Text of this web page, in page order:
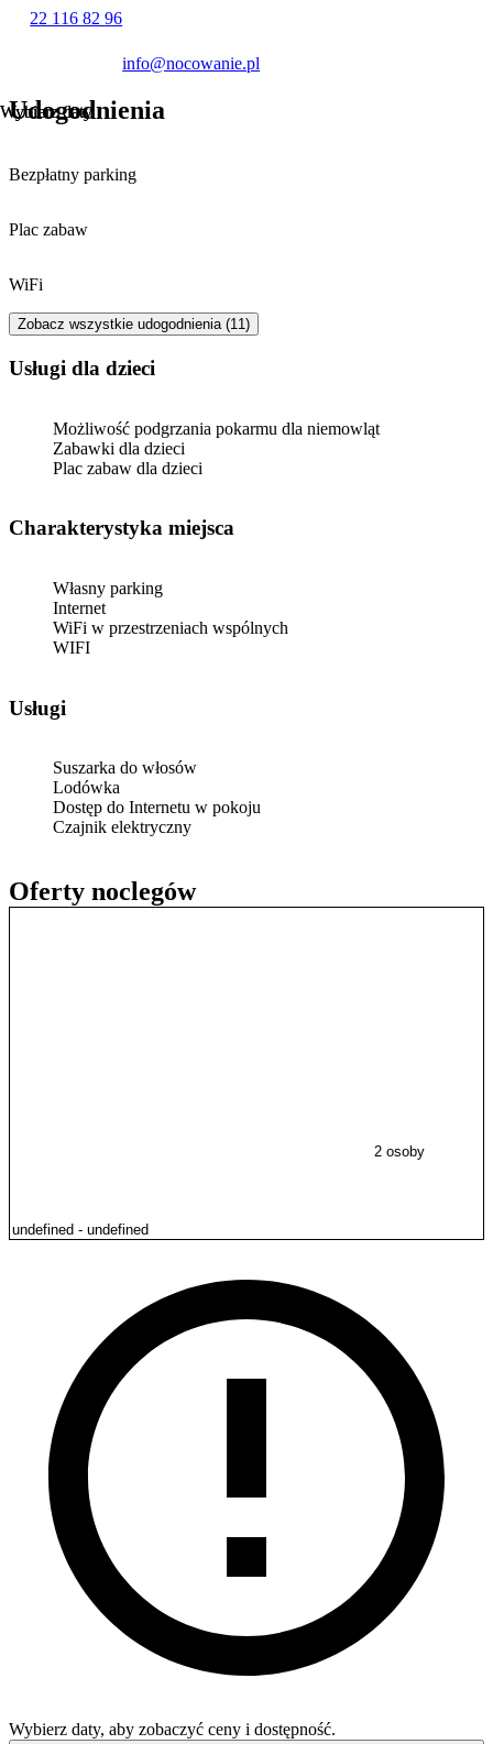
km).
Płatność za pobyt realizowana jest gotówką. Doba noclegowa
rozpoczyna się o godzinie 14:00 w dniu przyjazdu i trwa do
22 116 82 96
info@nocowanie.pl
Wybierz daty
Oferty noclegów
Wybierz daty
2 osoby
Wybierz daty, aby zobaczyć ceny i dostępność.
Udogodnienia
Bezpłatny parking
Plac zabaw
WiFi
Zobacz wszystkie udogodnienia (11)
usługi dla dzieci
Możliwość podgrzania pokarmu dla niemowląt
Zabawki dla dzieci
Plac zabaw dla dzieci
Charakterystyka miejsca
Własny parking
Internet
WiFi w przestrzeniach wspólnych
WIFI
Usługi
Suszarka do włosów
Lodówka
Dostęp do Internetu w pokoju
Czajnik elektryczny